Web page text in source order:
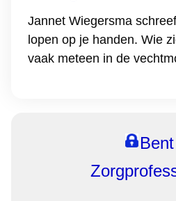
Jannet Wiegersma
lopen op je handen. Wie
vaak meteen in de